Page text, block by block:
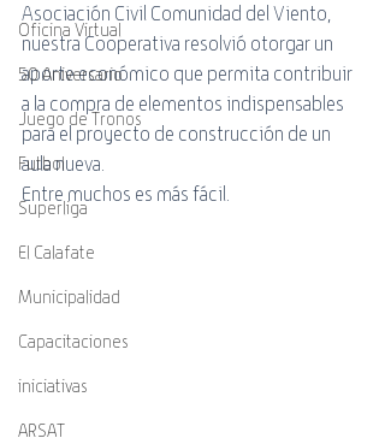
Oficina Virtual
50 Aniversario
Juego de Tronos
Futbol
Superliga
El Calafate
Municipalidad
Capacitaciones
iniciativas
ARSAT
Asociación Civil Comunidad del Viento,
nuestra Cooperativa resolvió otorgar un
aporte económico que permita contribuir
a la compra de elementos indispensables
para el proyecto de construcción de un
aula nueva.
Entre muchos es más fácil.